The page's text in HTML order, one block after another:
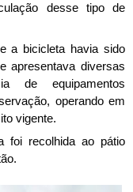
desse tipo de
a bicicleta havia sido
apresentava diversas
de equipamentos
operando em
vigente.
foi recolhida ao pátio